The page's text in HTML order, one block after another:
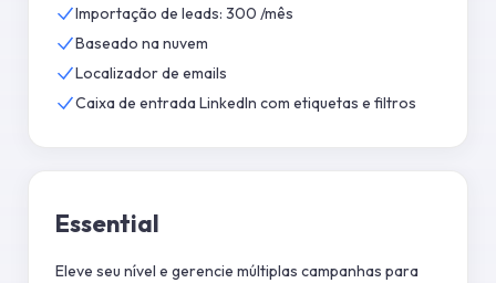
Importação de leads: 300 /mês
Baseado na nuvem
Localizador de emails
Caixa de entrada LinkedIn com etiquetas e filtros
Essential
Eleve seu nível e gerencie múltiplas campanhas para